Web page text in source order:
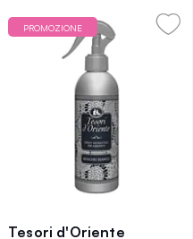
PROMOZIONE
Tesori d'Oriente